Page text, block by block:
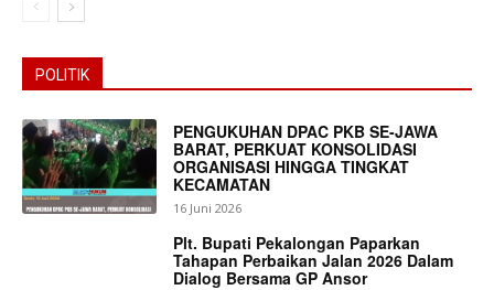
POLITIK
PENGUKUHAN DPAC PKB SE-JAWA
BARAT, PERKUAT KONSOLIDASI
ORGANISASI HINGGA TINGKAT
KECAMATAN
16 Juni 2026
Plt. Bupati Pekalongan Paparkan
Tahapan Perbaikan Jalan 2026 Dalam
Dialog Bersama GP Ansor